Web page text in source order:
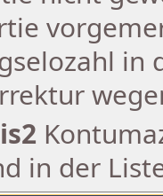
in
in der